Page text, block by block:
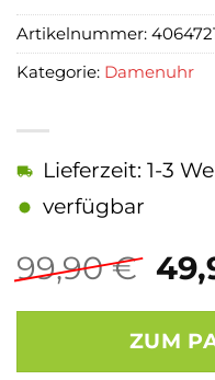
99,90€
Lieferzeit: 1-3
verfügbar
ZUM
Artikelnummer:
Kategorie: Damenuhr